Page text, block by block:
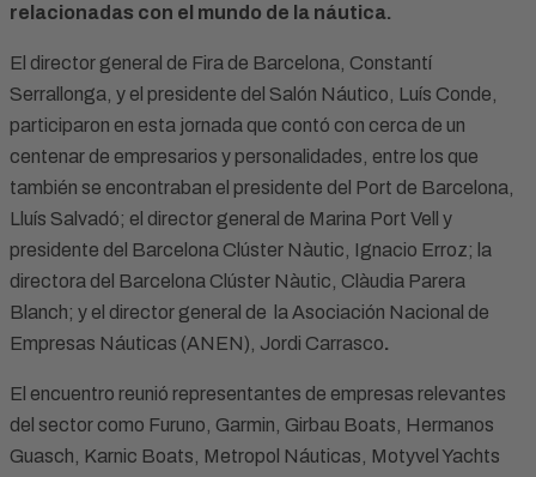
relacionadas con el mundo de la náutica.
El director general de Fira de Barcelona, Constantí
Serrallonga, y el presidente del Salón Náutico, Luís Conde,
participaron en esta jornada que contó con cerca de un
centenar de empresarios y personalidades, entre los que
también se encontraban el presidente del Port de Barcelona,
Lluís Salvadó; el director general de Marina Port Vell y
presidente del Barcelona Clúster Nàutic, Ignacio Erroz; la
directora del Barcelona Clúster Nàutic, Clàudia Parera
Blanch; y el director general de la Asociación Nacional de
Empresas Náuticas (ANEN), Jordi Carrasco.
El encuentro reunió representantes de empresas relevantes
del sector como Furuno, Garmin, Girbau Boats, Hermanos
Guasch, Karnic Boats, Metropol Náuticas, Motyvel Yachts